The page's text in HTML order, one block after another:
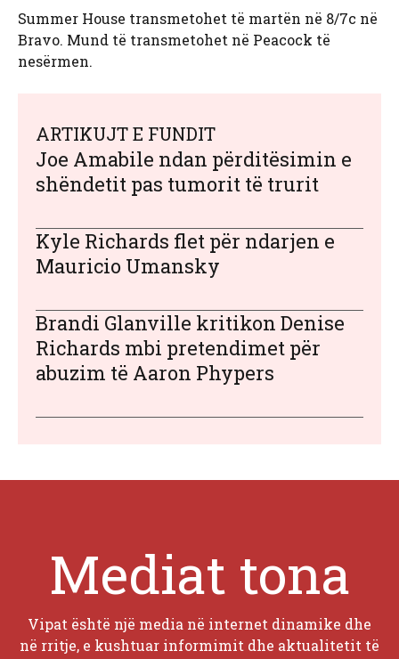
Summer House transmetohet të martën në 8/7c në
Bravo. Mund të transmetohet në Peacock të
nesërmen.
ARTIKUJT E FUNDIT
Joe Amabile ndan përditësimin e
shëndetit pas tumorit të trurit
Kyle Richards flet për ndarjen e
Mauricio Umansky
Brandi Glanville kritikon Denise
Richards mbi pretendimet për
abuzim të Aaron Phypers
Mediat tona
Vipat është një media në internet dinamike dhe
në rritje, e kushtuar informimit dhe aktualitetit të